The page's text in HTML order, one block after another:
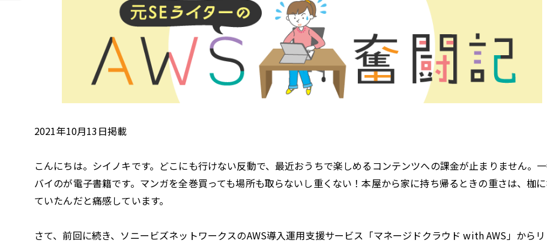
2021年10月13日掲載
こんにちは。シイノキです。どこにも行けない反動で、最近おうちで楽しめるコンテンツへの課金が止まりません。
バイのが電子書籍です。マンガを全巻買っても場所も取らないし重くない！本屋から家に持ち帰るときの重さは、枷
ていたんだと痛感しています。
さて、前回に続き、ソニービズネットワークスのAWS導入運用支援サービス「マネージドクラウド with AWS」からリ